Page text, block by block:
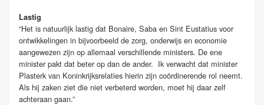
Lastig
“Het is natuurlijk lastig dat Bonaire, Saba en Sint Eustatius voor
ontwikkelingen in bijvoorbeeld de zorg, onderwijs en economie
aangewezen zijn op allemaal verschillende ministers. De ene
minister pakt dat beter op dan de ander. Ik verwacht dat minister
Plasterk van Koninkrijksrelaties hierin zijn coördinerende rol neemt.
Als hij zaken ziet die niet verbeterd worden, moet hij daar zelf
achteraan gaan.”